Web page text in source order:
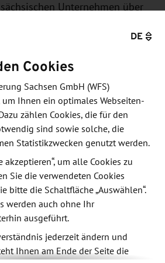
Unternehmen über
Sachsens und die
für den Austausch mit dem
wir in diesem Jahr mit
fortsetzen.
erneut Herr Thomas König,
beim DIHK über den sich
der neuen Bundesregierung
hinaus ist ein Beitrag
von Germany
Frau Corinne Abele, zur
DE
Cookies
Sachsen GmbH (WFS)
um Ihnen ein optimales Webseiten-
zählen Cookies, die für den
sind sowie solche, die
Statistikzwecken genutzt werden.
akzeptieren“, um alle Cookies zu
Sie die verwendeten Cookies
bitte die Schaltfläche „Auswählen“.
werden auch ohne Ihr
ausgeführt.
jederzeit ändern und
Ihnen am Ende der Seite die